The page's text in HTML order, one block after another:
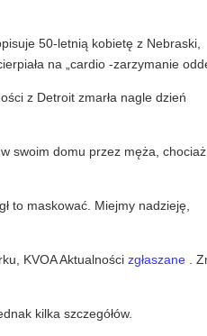
50-letnią kobietę z Nebraski,
na „cardio -zarzymanie
z Detroit zmarła nagle dzień
swoim domu przez męża, chociaż
to maskować. Miejmy nadzieję,
KVOA Aktualności zgłaszane .
kilka szczegółów.